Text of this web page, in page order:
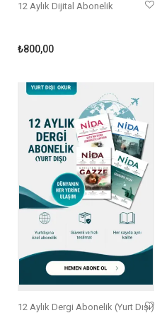
12 Aylık Dijital Abonelik
₺800,00
12 Aylık Dergi Abonelik (Yurt Dışı)